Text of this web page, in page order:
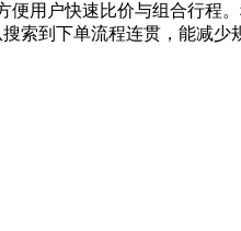
用户快速比价与组合行程
索到下单流程连贯，能减少